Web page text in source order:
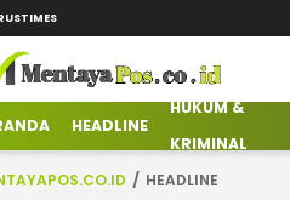
Mengabarkan
HEADLINE
HUKUM &
KRIMINAL
HEADLINE